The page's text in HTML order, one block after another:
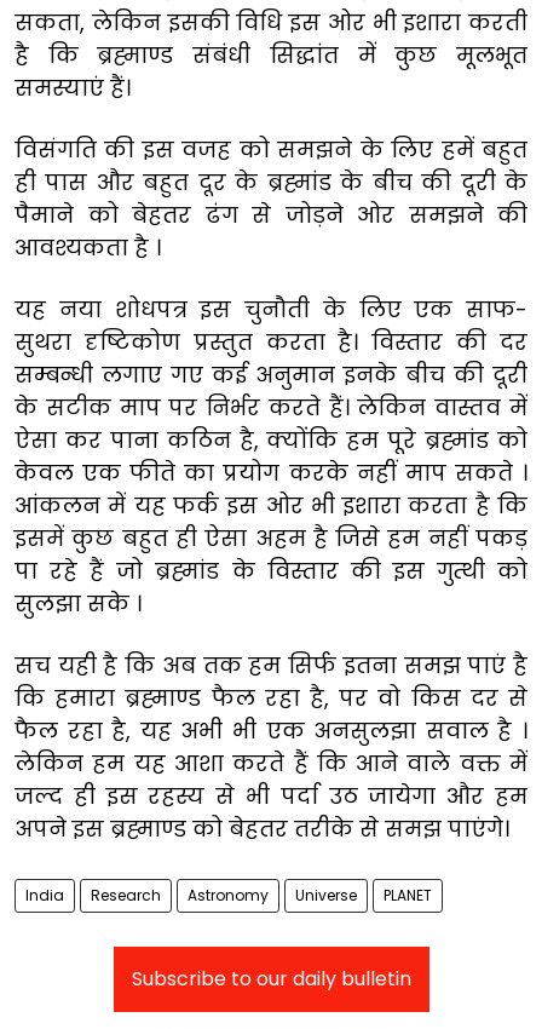
सकता, लेकिन इसकी विधि इस ओर भी इशारा करती
है कि ब्रह्माण्ड संबंधी सिद्धांत में कुछ मूलभूत
समस्याएं हैं।
विसंगति की इस वजह को समझने के लिए हमें बहुत
ही पास और बहुत दूर के ब्रह्मांड के बीच की दूरी के
पैमाने को बेहतर ढंग से जोड़ने ओर समझने की
आवश्यकता है ।
यह नया शोधपत्र इस चुनौती के लिए एक साफ-
सुथरा दृष्टिकोण प्रस्तुत करता है। विस्तार की दर
सम्बन्धी लगाए गए कई अनुमान इनके बीच की दूरी
के सटीक माप पर निर्भर करते हैं। लेकिन वास्तव में
ऐसा कर पाना कठिन है, क्योंकि हम पूरे ब्रह्मांड को
केवल एक फीते का प्रयोग करके नहीं माप सकते ।
आंकलन में यह फर्क इस ओर भी इशारा करता है कि
इसमें कुछ बहुत ही ऐसा अहम है जिसे हम नहीं पकड़
पा रहे हैं जो ब्रह्मांड के विस्तार की इस गुत्थी को
सुलझा सके ।
सच यही है कि अब तक हम सिर्फ इतना समझ पाएं है
कि हमारा ब्रह्माण्ड फैल रहा है, पर वो किस दर से
फैल रहा है, यह अभी भी एक अनसुलझा सवाल है ।
लेकिन हम यह आशा करते हैं कि आने वाले वक्त में
जल्द ही इस रहस्य से भी पर्दा उठ जायेगा और हम
अपने इस ब्रह्माण्ड को बेहतर तरीके से समझ पाएंगे।
India Research Astronomy Universe PLANET
Subscribe to our daily bulletin